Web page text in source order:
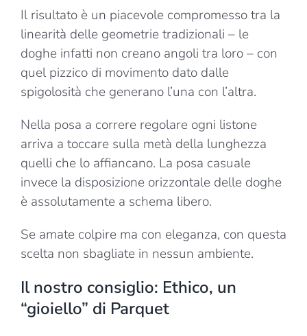
Il risultato è un piacevole compromesso tra la
linearità delle geometrie tradizionali – le
doghe infatti non creano angoli tra loro – con
quel pizzico di movimento dato dalle
spigolosità che generano l’una con l’altra.
Nella posa a correre regolare ogni listone
arriva a toccare sulla metà della lunghezza
quelli che lo affiancano. La posa casuale
invece la disposizione orizzontale delle doghe
è assolutamente a schema libero.
Se amate colpire ma con eleganza, con questa
scelta non sbagliate in nessun ambiente.
Il nostro consiglio: Ethico, un
“gioiello” di Parquet